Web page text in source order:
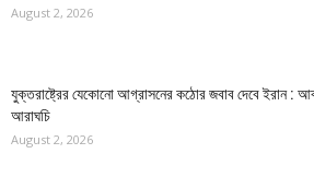
August 2, 2026
যুক্তরাষ্ট্রের যেকোনো আগ্রাসনের কঠোর জবাব দেবে ইরান :
আরাঘচি
August 2, 2026